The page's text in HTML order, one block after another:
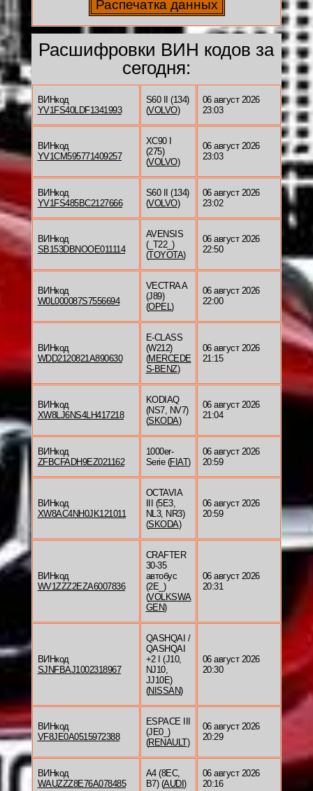
Расшифровки ВИН кодов за
сегодня:
ВИНкод
YV1FS40LDF1341993
S60 II (134)
(VOLVO)
06 август 2026
23:03
ВИНкод
YV1CM595771409257
XC90 I
(275)
(VOLVO)
06 август 2026
23:03
ВИНкод
YV1FS485BC2127666
S60 II (134)
(VOLVO)
06 август 2026
23:02
ВИНкод
SB153DBNOOE011114
AVENSIS
(_T22_)
(TOYOTA)
06 август 2026
22:50
ВИНкод
W0L000087S7556694
VECTRA A
(J89)
(OPEL )
06 август 2026
22:00
ВИНкод
WDD2120821A890630
E-CLASS
(W212)
(MERCEDE
S-BENZ)
06 август 2026
21:15
ВИНкод
XW8LJ6NS4LH417218
KODIAQ
(NS7, NV7)
(SKODA)
06 август 2026
21:04
ВИНкод
ZFBCFADH9EZ021162
1000er-
Serie (FIAT)
06 август 2026
20:59
ВИНкод
XW8AC4NH0JK121011
OCTAVIA
III (5E3,
NL3, NR3)
(SKODA)
06 август 2026
20:59
ВИНкод
WV1ZZZ2EZA6007836
CRAFTER
30-35
автобус
(2E_)
(VOLKSWA
GEN)
06 август 2026
20:31
ВИНкод
SJNFBAJ1002318967
QASHQAI /
QASHQAI
+2 I (J10,
NJ10,
JJ10E)
(NISSAN)
06 август 2026
20:30
ВИНкод
VF8JE0A0515972388
ESPACE III
(JE0_)
(RENAULT)
06 август 2026
20:29
ВИНкод
WAUZZZ8E76A078485
A4 (8EC,
B7) (AUDI)
06 август 2026
20:16